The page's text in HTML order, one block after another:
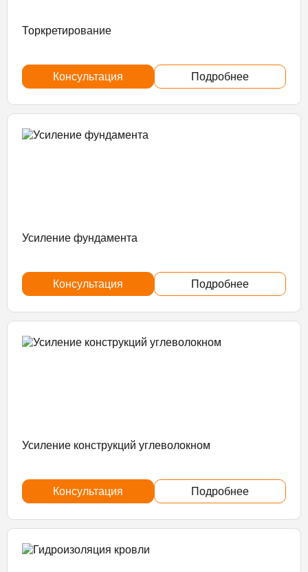
Торкретирование
Консультация Подробнее
Усиление фундамента
Консультация Подробнее
Усиление конструкций углеволокном
Консультация Подробнее